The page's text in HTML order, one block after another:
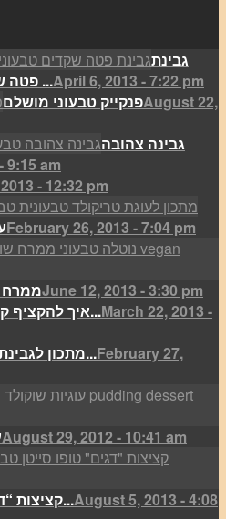
גבינת
פטה שקדים טבעונית אפויה ...April 6, 2013 - 7:22 pm
פנקייק טבעוני מושלםAugust 22,
גבינה צהובה
9:15 am
- 12:32 pm
February 26, 2013 - 7:04 pm
ממרחJune 12, 2013 - 3:30 pm
איך להקציף קצפת יציבה מקרם קוק...March 22, 2013 -
מתכון לגבינת סויה טבעונית להכנה...February 27,
August 29, 2012 - 10:41 am
קציצות “דגים” טבעוניות ברוטב...August 5, 2013 - 4:08